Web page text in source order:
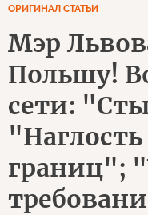
ОРИГИНАЛ СТАТЬИ
Мэр
Польшу!
сети:
"Наглость
границ";